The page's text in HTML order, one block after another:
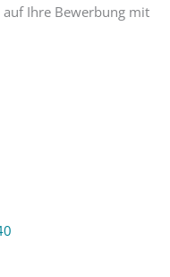
Ihre Bewerbung mit